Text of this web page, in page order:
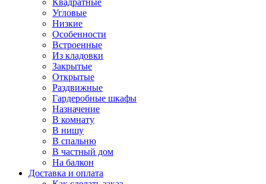
Квадратные
Угловые
Низкие
Особенности
Встроенные
Из кладовки
Закрытые
Открытые
Раздвижные
Гардеробные шкафы
Назначение
В комнату
В нишу
В спальню
В частный дом
На балкон
Доставка и оплата